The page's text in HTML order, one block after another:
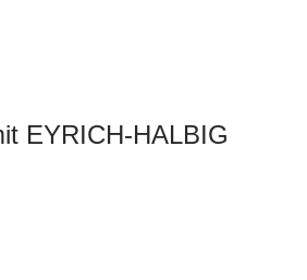
EYRICH-HALBIG